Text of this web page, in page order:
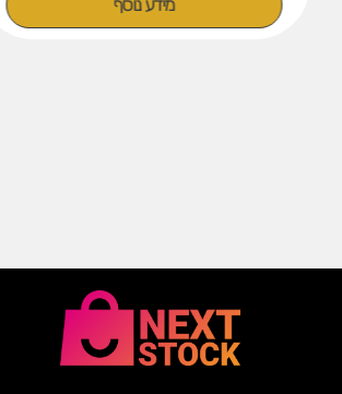
מידע נוסף